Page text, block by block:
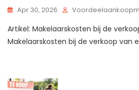
Apr 30, 2026
Artikel: Makelaarskosten bij de
Makelaarskosten bij de verkoop van